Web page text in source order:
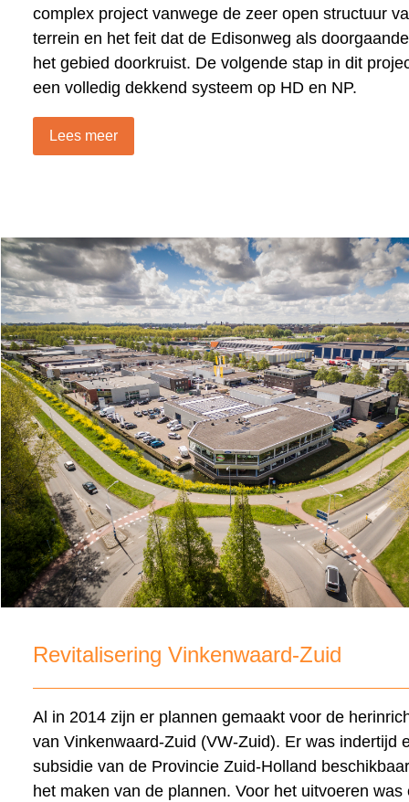
complex project vanwege de zeer open structuur
terrein en het feit dat de Edisonweg als
het gebied doorkruist. De volgende stap in dit
een volledig dekkend systeem op HD en NP.
Lees meer
Revitalisering Vinkenwaard-Zuid
Al in 2014 zijn er plannen gemaakt voor de
van Vinkenwaard-Zuid (VW-Zuid). Er was indertijd
subsidie van de Provincie Zuid-Holland
het maken van de plannen. Voor het uitvoeren was